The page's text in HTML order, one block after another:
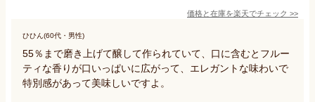
価格と在庫を楽天でチェック >>
ひひん(60代・男性)
55％まで磨き上げて醸して作られていて、口に含むとフルー
ティな香りが口いっぱいに広がって、エレガントな味わいで
特別感があって美味しいですよ。